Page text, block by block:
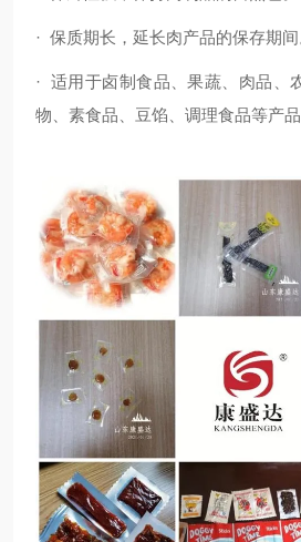
· 保质期长，延长肉产品的保存期间
· 适用于卤制食品、果蔬、肉品、
物、素食品、豆馅、调理食品等产品